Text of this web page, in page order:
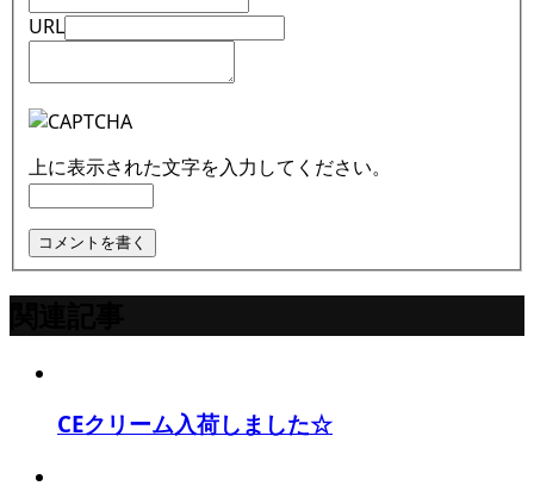
URL
上に表示された文字を入力してください。
CEクリーム入荷しました☆